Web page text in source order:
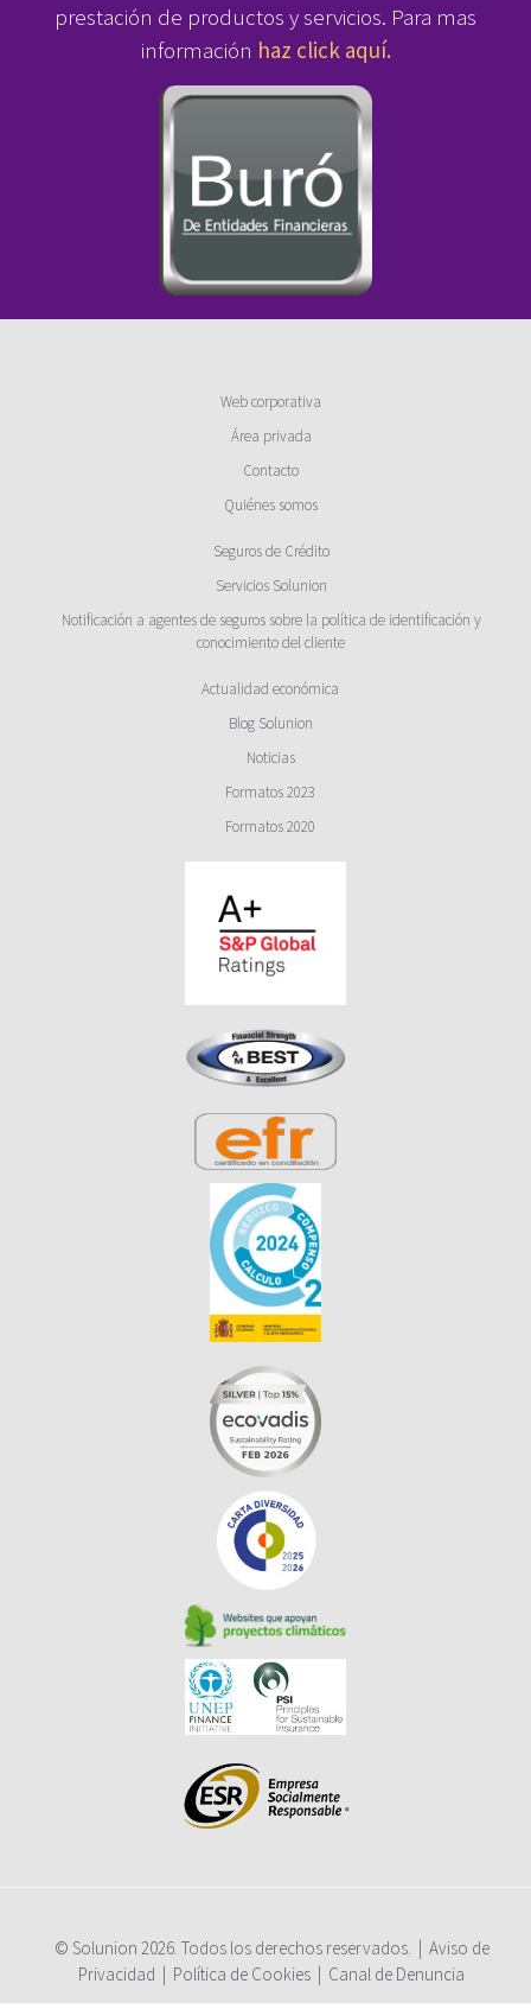
prestación de productos y servicios. Para mas
información haz click aquí.
Web corporativa
Área privada
Contacto
Quiénes somos
Seguros de Crédito
Servicios Solunion
Notificación a agentes de seguros sobre la política de identificación y
conocimiento del cliente
Actualidad económica
Blog Solunion
Noticias
Formatos 2023
Formatos 2020
© Solunion 2026. Todos los derechos reservados. | Aviso de
Privacidad | Política de Cookies​ | Canal de Denuncia​
Señales de alerta que indican que un cliente podría
dejar de pagar